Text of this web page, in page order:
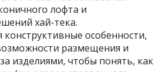
лофта и
хай-тека.
конструктивные особенности,
размещения и
изделиями, чтобы понять, как